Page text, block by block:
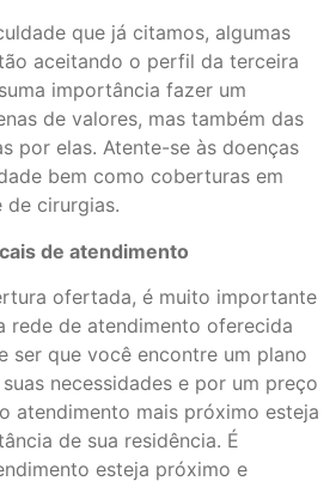
que já citamos, algumas
aceitando o perfil da terceira
importância fazer um
de valores, mas também das
por elas. Atente-se às doenças
bem como coberturas em
de cirurgias.
de atendimento
ofertada, é muito importante
rede de atendimento oferecida
ser que você encontre um plano
necessidades e por um preço
atendimento mais próximo esteja
de sua residência. É
esteja próximo e